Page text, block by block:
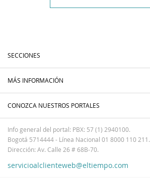
SECCIONES
MÁS INFORMACIÓN
CONOZCA NUESTROS PORTALES
Info general del portal: PBX: 57 (1) 2940100.
Bogotá 5714444 - Línea Nacional 01 8000 110 211.
Dirección: Av. Calle 26 # 68B-70.
servicioalclienteweb@eltiempo.com